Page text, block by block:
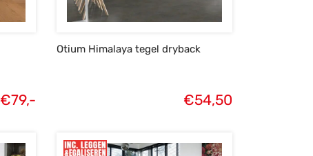
€79,-
Otium Himalaya tegel dryback
€54,50